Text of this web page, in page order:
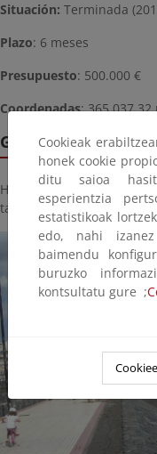
Situación: Terminada
Plazo: 6 meses
Presupuesto: 500.000 €
Coordenadas: 365.037,32
Galería de
Haga click sobre la
tamaño completo:
Cookieak
honek cookie
ditu saioa
esperientzia
estatistikoak
edo, nahi
baimendu
buruzko
kontsultatu gure ;